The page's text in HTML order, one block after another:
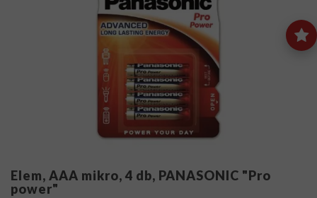
Elem, AAA mikro, 4 db, PANASONIC "Pro
power"